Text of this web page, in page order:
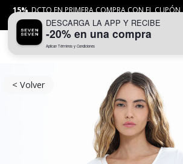
15% DCTO EN PRIMERA COMPRA CON EL CUPÓN
APLICANTYC
< Volver
DESCARGA LA APP Y RECIBE
-20% en una compra
Aplican Términos y Condiciones